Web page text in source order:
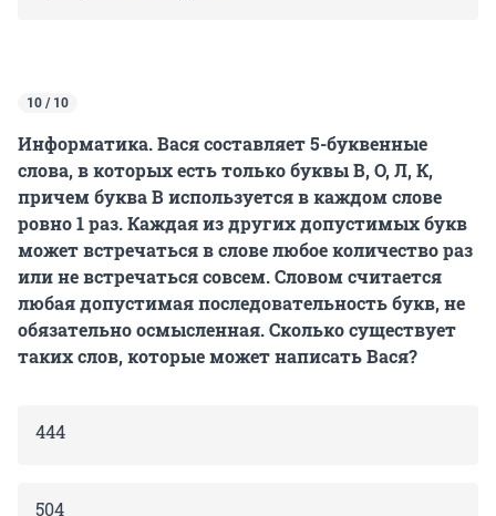
10 / 10
Информатика. Вася составляет 5-буквенные
слова, в которых есть только буквы В, О, Л, К,
причем буква В используется в каждом слове
ровно 1 раз. Каждая из других допустимых букв
может встречаться в слове любое количество раз
или не встречаться совсем. Словом считается
любая допустимая последовательность букв, не
обязательно осмысленная. Сколько существует
таких слов, которые может написать Вася?
444
504